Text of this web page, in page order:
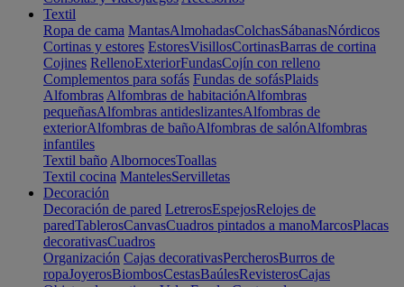
Textil
Ropa de cama MantasAlmohadasColchasSábanasNórdicos
Cortinas y estores EstoresVisillosCortinasBarras de cortina
Cojines RellenoExteriorFundasCojín con relleno
Complementos para sofás Fundas de sofásPlaids
Alfombras Alfombras de habitaciónAlfombras
pequeñasAlfombras antideslizantesAlfombras de
exteriorAlfombras de bañoAlfombras de salónAlfombras
infantiles
Textil baño AlbornocesToallas
Textil cocina MantelesServilletas
Decoración
Decoración de pared LetrerosEspejosRelojes de
paredTablerosCanvasCuadros pintados a manoMarcosPlacas
decorativasCuadros
Organización Cajas decorativasPercherosBurros de
ropaJoyerosBiombosCestasBaúlesRevisterosCajas